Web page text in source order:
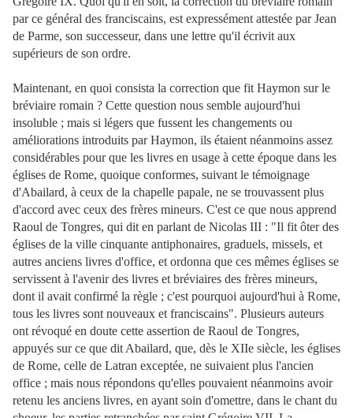
par ce général des franciscains, est expressément attestée par Jean
de Parme, son successeur, dans une lettre qu'il écrivit aux
supérieurs de son ordre.
Maintenant, en quoi consista la correction que fit Haymon sur le
bréviaire romain ? Cette question nous semble aujourd'hui
insoluble ; mais si légers que fussent les changements ou
améliorations introduits par Haymon, ils étaient néanmoins assez
considérables pour que les livres en usage à cette époque dans les
églises de Rome, quoique conformes, suivant le témoignage
d'Abailard, à ceux de la chapelle papale, ne se trouvassent plus
d'accord avec ceux des frères mineurs. C'est ce que nous apprend
Raoul de Tongres, qui dit en parlant de Nicolas III : "Il fit ôter des
églises de la ville cinquante antiphonaires, graduels, missels, et
autres anciens livres d'office, et ordonna que ces mêmes églises se
servissent à l'avenir des livres et bréviaires des frères mineurs,
dont il avait confirmé la règle ; c'est pourquoi aujourd'hui à Rome,
tous les livres sont nouveaux et franciscains". Plusieurs auteurs
ont révoqué en doute cette assertion de Raoul de Tongres,
appuyés sur ce que dit Abailard, que, dès le XIIe siècle, les églises
de Rome, celle de Latran exceptée, ne suivaient plus l'ancien
office ; mais nous répondons qu'elles pouvaient néanmoins avoir
retenu les anciens livres, en ayant soin d'omettre, dans le chant du